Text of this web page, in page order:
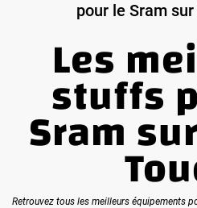
pour le Sram sur
Les
stuffs
Sram
Retrouvez tous les meilleurs équipements